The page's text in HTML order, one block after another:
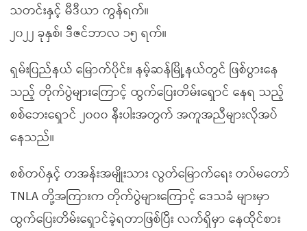
သတင်းနှင့် မီဒီယာ ကွန်ရက်။
၂၀၂၂ ခုနှစ်၊ ဒီဇင်ဘာလ ၁၅ ရက်။
ရှမ်းပြည်နယ် မြောက်ပိုင်း၊ နမ့်ဆန်မြို့နယ်တွင် ဖြစ်ပွားနေ
သည့် တိုက်ပွဲများကြောင့် ထွက်ပြေးတိမ်းရှောင် နေရ သည့်
စစ်ဘေးရှောင် ၂၀၀၀ နီးပါးအတွက် အကူအညီများလိုအပ်
နေသည်။
စစ်တပ်နှင့် တအန်းအမျိုးသား လွတ်မြောက်ရေး တပ်မတော်
TNLA တို့အကြားက တိုက်ပွဲများကြောင့် ဒေသခံ များမှာ
ထွက်ပြေးတိမ်းရှောင်ခဲ့ရတာဖြစ်ပြီး လက်ရှိမှာ နေထိုင်စား